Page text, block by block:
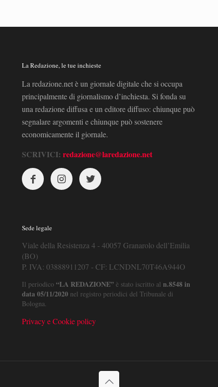
La Redazione, le tue inchieste
La redazione.net è un giornale digitale che si occupa
principalmente di giornalismo d’inchiesta. Si fonda su
una redazione diffusa e un editore diffuso: chiunque può
segnalare argomenti e chiunque può sostenere
economicamente il giornale.
SCRIVICI: redazione@laredazione.net
Sede legale
Viale della Resistenza 4 - 40057 Granarolo dell’Emilia
(BO)
P. IVA: 03888911207 - CF: LCNDNL70T46A944O
Il periodico “LA REDAZIONE” è stato iscritto al n.8548 in
data 05/11/2020 nel registro periodici del Tribunale di
Bologna.
Privacy e Cookie policy